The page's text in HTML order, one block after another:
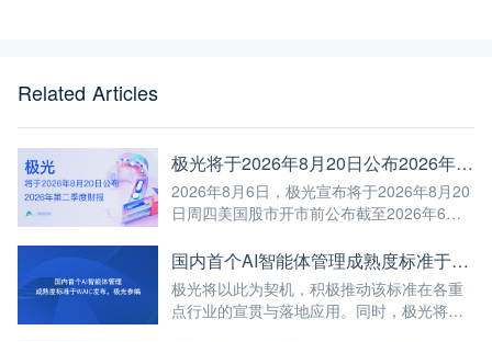
Related Articles
极光将于2026年8月20日公布2026年第二季度财报
2026年8月6日，极光宣布将于2026年8月20
日周四美国股市开市前公布截至2026年6月
国内首个AI智能体管理成熟度标准于WAIC发布，极光参编
极光将以此为契机，积极推动该标准在各重
点行业的宣贯与落地应用。同时，极光将继